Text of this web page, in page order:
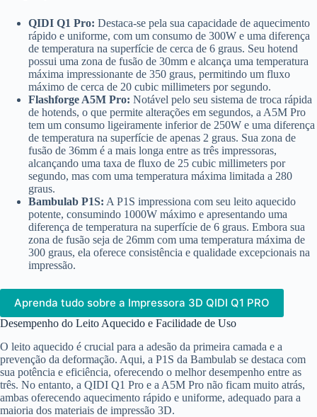
QIDI Q1 Pro: Destaca-se pela sua capacidade de aquecimento
rápido e uniforme, com um consumo de 300W e uma diferença
de temperatura na superfície de cerca de 6 graus. Seu hotend
possui uma zona de fusão de 30mm e alcança uma temperatura
máxima impressionante de 350 graus, permitindo um fluxo
máximo de cerca de 20 cubic millimeters por segundo.
Flashforge A5M Pro: Notável pelo seu sistema de troca rápida
de hotends, o que permite alterações em segundos, a A5M Pro
tem um consumo ligeiramente inferior de 250W e uma diferença
de temperatura na superfície de apenas 2 graus. Sua zona de
fusão de 36mm é a mais longa entre as três impressoras,
alcançando uma taxa de fluxo de 25 cubic millimeters por
segundo, mas com uma temperatura máxima limitada a 280
graus.
Bambulab P1S: A P1S impressiona com seu leito aquecido
potente, consumindo 1000W máximo e apresentando uma
diferença de temperatura na superfície de 6 graus. Embora sua
zona de fusão seja de 26mm com uma temperatura máxima de
300 graus, ela oferece consistência e qualidade excepcionais na
impressão.
Aprenda tudo sobre a Impressora 3D QIDI Q1 PRO
Desempenho do Leito Aquecido e Facilidade de Uso
O leito aquecido é crucial para a adesão da primeira camada e a
prevenção da deformação. Aqui, a P1S da Bambulab se destaca com
sua potência e eficiência, oferecendo o melhor desempenho entre as
três. No entanto, a QIDI Q1 Pro e a A5M Pro não ficam muito atrás,
ambas oferecendo aquecimento rápido e uniforme, adequado para a
maioria dos materiais de impressão 3D.